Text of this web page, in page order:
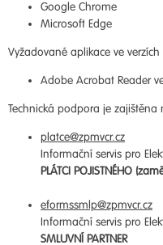
Google Chrome
Microsoft Edge
Vyžadované aplikace ve
Adobe Acrobat Reader
Technická podpora je zajištěna
platce@zpmvcr.cz
Informační servis pro
PLÁTCI POJISTNÉHO
eformssmlp@zpmvcr.cz
Informační servis pro
SMLUVNÍ PARTNER